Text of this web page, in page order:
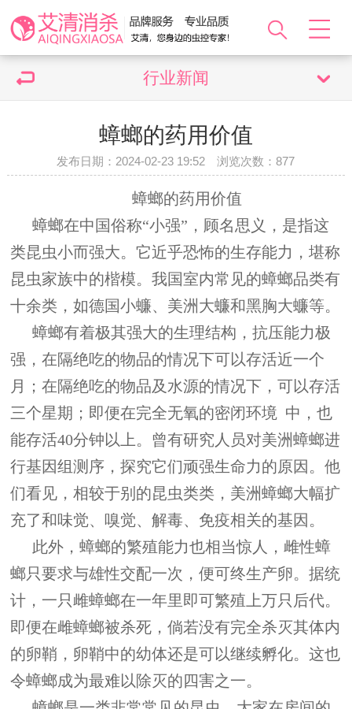
行业新闻
蟑螂的药用价值
发布日期：2024-02-23 19:52 浏览次数：877
蟑螂的药用价值
蟑螂在中国俗称“小强”，顾名思义，是指这
类昆虫小而强大。它近乎恐怖的生存能力，堪称
昆虫家族中的楷模。我国室内常见的蟑螂品类有
十余类，如德国小蠊、美洲大蠊和黑胸大蠊等。
蟑螂有着极其强大的生理结构，抗压能力极
强，在隔绝吃的物品的情况下可以存活近一个
月；在隔绝吃的物品及水源的情况下，可以存活
三个星期；即便在完全无氧的密闭环境 中，也
能存活40分钟以上。曾有研究人员对美洲蟑螂进
行基因组测序，探究它们顽强生命力的原因。他
们看见，相较于别的昆虫类类，美洲蟑螂大幅扩
充了和味觉、嗅觉、解毒、免疫相关的基因。
此外，蟑螂的繁殖能力也相当惊人，雌性蟑
螂只要求与雄性交配一次，便可终生产卵。据统
计，一只雌蟑螂在一年里即可繁殖上万只后代。
即便在雌蟑螂被杀死，倘若没有完全杀灭其体内
的卵鞘，卵鞘中的幼体还是可以继续孵化。这也
令蟑螂成为最难以除灭的四害之一。